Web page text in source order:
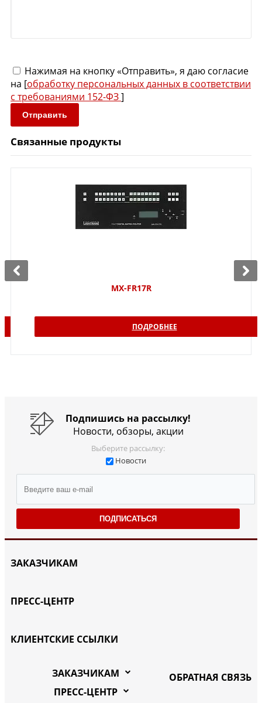
Нажимая на кнопку «Отправить», я даю согласие
на [обработку персональных данных в соответствии
с требованиями 152-ФЗ]
Отправить
Связанные продукты
MX-FR17R
ПОДРОБНЕЕ
Подпишись на рассылку!
Новости, обзоры, акции
Выберите рассылку:
Новости
ПОДПИСАТЬСЯ
ЗАКАЗЧИКАМ
ПРЕСС-ЦЕНТР
КЛИЕНТСКИЕ ССЫЛКИ
ОБРАТНАЯ СВЯЗЬ
ЗАКАЗЧИКАМ
ПРЕСС-ЦЕНТР